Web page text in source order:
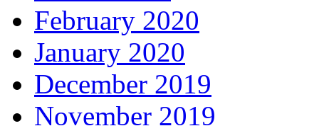
February 2020
January 2020
December 2019
November 2019